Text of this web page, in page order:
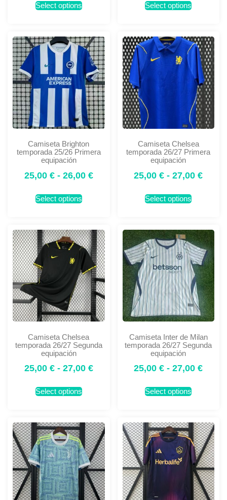
Select options Select options
Camiseta Brighton
temporada 25/26 Primera
equipación
25,00 € - 26,00 €
Select options
Camiseta Chelsea
temporada 26/27 Primera
equipación
25,00€ - 27,00€
Select options
Camiseta Chelsea
temporada 26/27 Segunda
equipación
25,00 € - 27,00 €
Select options
Camiseta Inter de Milan
temporada 26/27 Segunda
equipación
25,00€ - 27,00€
Select options